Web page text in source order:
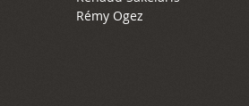
Rémy Ogez